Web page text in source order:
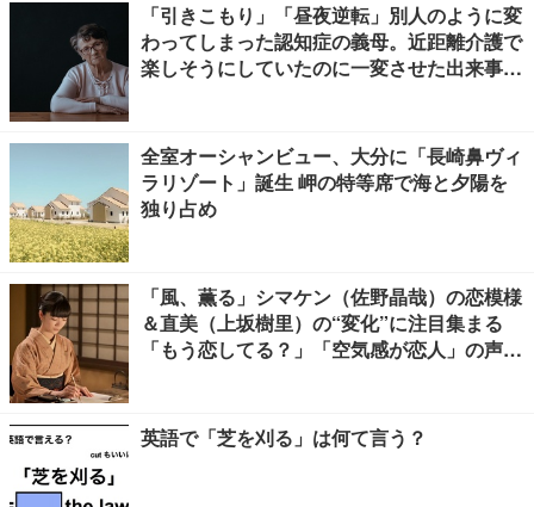
「引きこもり」「昼夜逆転」別人のように変
わってしまった認知症の義母。近距離介護で
楽しそうにしていたのに一変させた出来事と
全室オーシャンビュー、大分に「長崎鼻ヴィ
ラリゾート」誕生 岬の特等席で海と夕陽を
独り占め
「風、薫る」シマケン（佐野晶哉）の恋模様
＆直美（上坂樹里）の“変化”に注目集まる
「もう恋してる？」「空気感が恋人」の声
英語で「芝を刈る」は何て言う？